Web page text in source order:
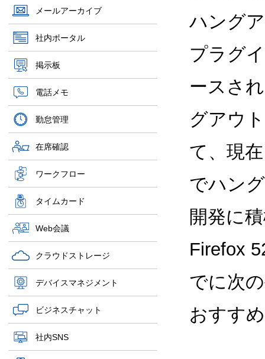
メールアーカイブ
社内ポータル
掲示板
電話メモ
勤怠管理
在席確認
ワークフロー
タイムカード
Web会議
クラウドストレージ
デバイスマネジメント
ビジネスチャット
社内SNS
ハング
プラグ
ースさ
グアウ
て、現
でハン
開発に
Firefox
でに次
おすす